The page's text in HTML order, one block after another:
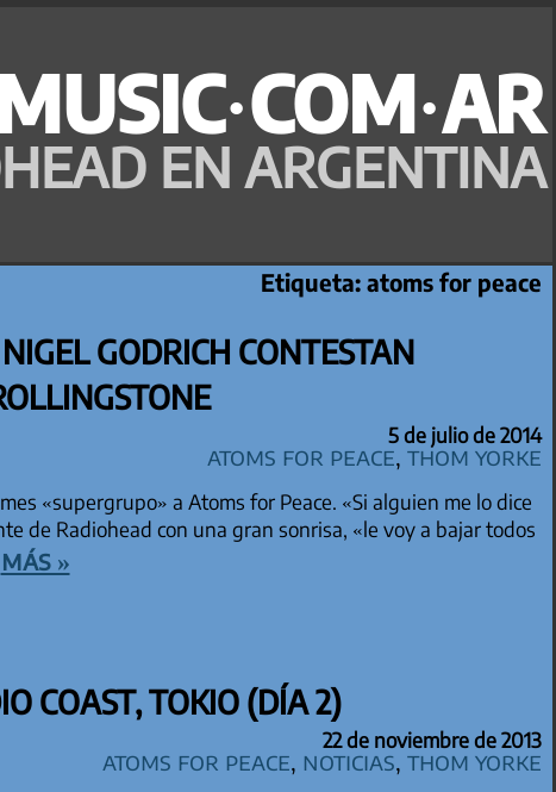
EN ARGENTINA
Etiqueta:atoms for peace
GODRICH CONTESTAN
5 de julio de 2014
Atoms for Peace,Thom Yorke
«supergrupo» a Atoms for Peace. «Si alguien me lo dice
de Radiohead con una gran sonrisa, «le voy a bajar todos
más »
COAST, TOKIO (DÍA 2)
22 de noviembre de 2013
Atoms for Peace, Noticias,Thom Yorke